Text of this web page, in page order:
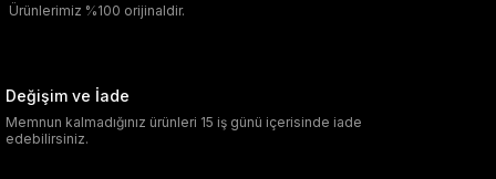
Ürünlerimiz %100 orijinaldir.
Değişim ve İade
Memnun kalmadığınız ürünleri 15 iş günü içerisinde iade
edebilirsiniz.